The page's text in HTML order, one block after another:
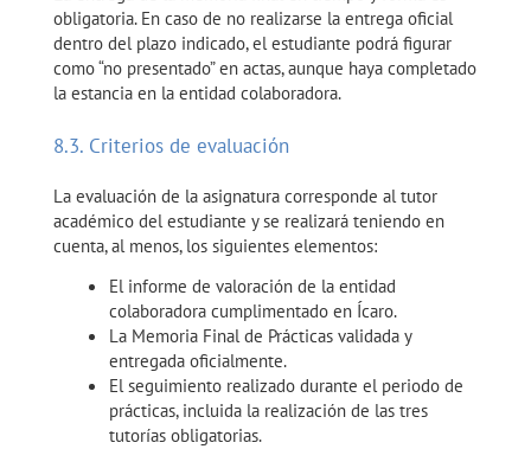
obligatoria. En caso de no realizarse la entrega oficial
dentro del plazo indicado, el estudiante podrá figurar
como “no presentado” en actas, aunque haya completado
la estancia en la entidad colaboradora.
8.3. Criterios de evaluación
La evaluación de la asignatura corresponde al tutor
académico del estudiante y se realizará teniendo en
cuenta, al menos, los siguientes elementos:
El informe de valoración de la entidad
colaboradora cumplimentado en Ícaro.
La Memoria Final de Prácticas validada y
entregada oficialmente.
El seguimiento realizado durante el periodo de
prácticas, incluida la realización de las tres
tutorías obligatorias.